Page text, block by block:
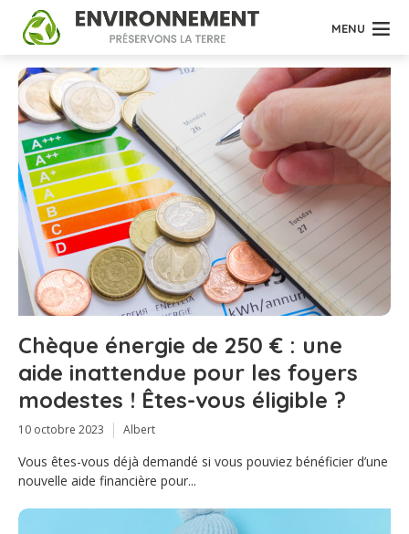
MENU
Chèque énergie de 250 € : une
aide inattendue pour les foyers
modestes ! Êtes-vous éligible ?
10 octobre 2023 Albert
Vous êtes-vous déjà demandé si vous pouviez bénéficier d’une
nouvelle aide financière pour...